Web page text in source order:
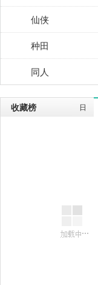
仙侠
种田
同人
收藏榜 日